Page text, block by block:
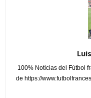
100% Noticias del Fútbol
de https://